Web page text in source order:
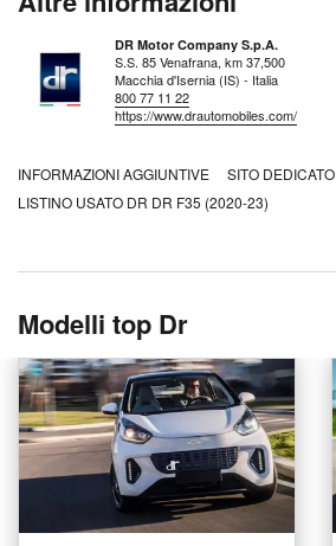
DR Motor Company S.p.A.
S.S. 85 Venafrana, km 37,500
Macchia d'Isernia (IS) - Italia
800 77 11 22
https://www.drautomobiles.com/
INFORMAZIONI AGGIUNTIVE SITO DEDICATO
LISTINO USATO DR DR F35 (2020-23)
Modelli top Dr